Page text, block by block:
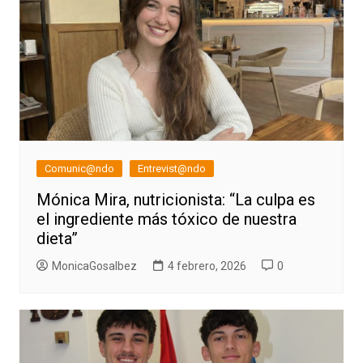
Comunic@ndo Entrevist@ndo
Mónica Mira, nutricionista: “La culpa es
el ingrediente más tóxico de nuestra
dieta”
MonicaGosalbez 4 febrero, 2026 0